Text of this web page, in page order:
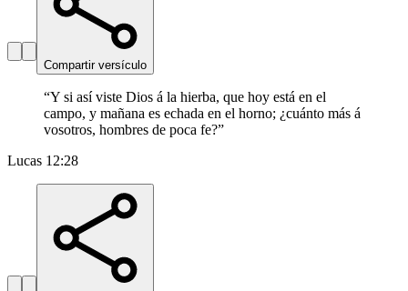
Compartir versículo
“Y si así viste Dios á la hierba, que hoy está en el
campo, y mañana es echada en el horno; ¿cuánto más á
vosotros, hombres de poca fe?”
Lucas 12:28